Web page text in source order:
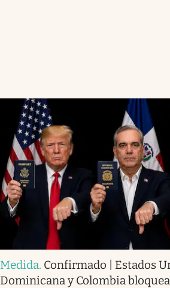
Medida. Confirmado | Estados
Dominicana y Colombia